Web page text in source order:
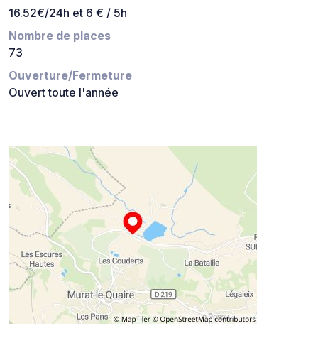
16.52€/24h et 6 € / 5h
Nombre de places
73
Ouverture/Fermeture
Ouvert toute l'année